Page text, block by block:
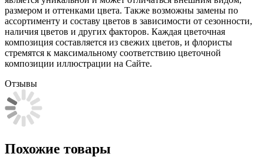
размером и оттенками цвета. Также возможны замены по
ассортименту и составу цветов в зависимости от сезонности,
наличия цветов и других факторов. Каждая цветочная
композиция составляется из свежих цветов, и флористы
стремятся к максимальному соответствию цветочной
композиции иллюстрации на Сайте.
Отзывы
Похожие товары